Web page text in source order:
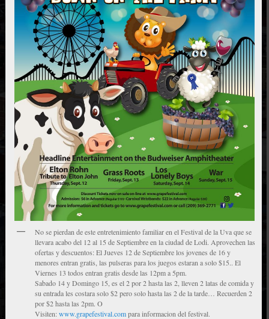
No se pierdan de este entretenimiento familiar en el Festival de la Uva que se
llevara acabo del 12 al 15 de Septiembre en la ciudad de Lodi. Aprovechen las
ofertas y descuentos: El Jueves 12 de Septiembre los jovenes de 16 y
menores entran gratis, las pulseras para los juegos estaran a solo $15.. El
Viernes 13 todos entran gratis desde las 12pm a 5pm.
Sabado 14 y Domingo 15, es el 2 por 2 hasta las 2, lleven 2 latas de comida y
su entrada les costara solo $2 pero solo hasta las 2 de la tarde… Recuerden 2
por $2 hasta las 2pm. O
Visiten: www.grapefestival.compara informacion del festival.